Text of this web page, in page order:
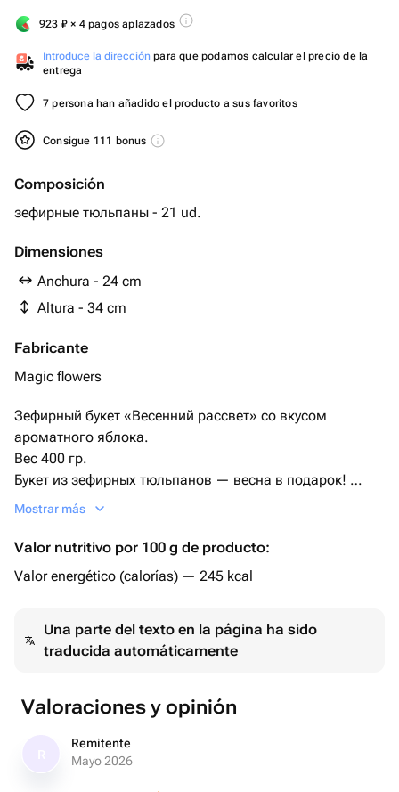
923 ₽ × 4 pagos aplazados
Introduce la dirección para que podamos calcular el precio de la
entrega
7 persona han añadido el producto a sus favoritos
Consigue 111 bonus
Composición
зефирные тюльпаны - 21 ud.
Dimensiones
Anchura - 24 cm
Altura - 34 cm
Fabricante
Magic flowers
Зефирный букет «Весенний рассвет» со вкусом
ароматного яблока.
Вес 400 гр.
Букет из зефирных тюльпанов — весна в подарок!
Это идеальное решение, когда хочется подарить не
сладкое удовольствие.
Идеально для любого повода: День рождения, день
влюбленных, 8 Марта, День учителя, выпускной,
Срок хранения 7-10 дней при комнатной температуре в
Mostrar más
Valor nutritivo por 100 g de producto:
Valor energético (calorías) — 245 kcal
Una parte del texto en la página ha sido
traducida automáticamente
Valoraciones y opinión
Remitente
Mayo 2026